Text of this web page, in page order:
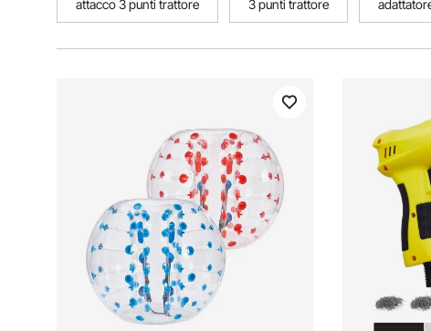
attacco 3 punti trattore 3 punti trattore